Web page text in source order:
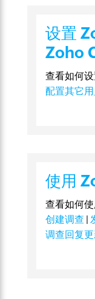
设置
Zoho
查看如何
配置其它
使用
查看如何
创建调查 |
调查回复